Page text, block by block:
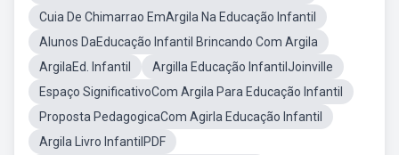
Cuia De Chimarrao EmArgila Na Educação Infantil
Alunos DaEducação Infantil Brincando Com Argila
ArgilaEd. Infantil
Argilla Educação InfantilJoinville
Espaço SignificativoCom Argila Para Educação Infantil
Proposta PedagogicaCom Agirla Educação Infantil
Argila Livro InfantilPDF